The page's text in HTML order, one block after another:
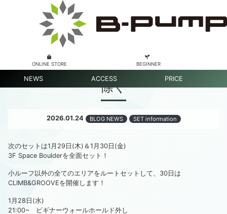
ONLINE STORE BEGINNER
NEWS ACCESS PRICE
次週セット情報-3F全面※小ルーフは
除く
2026.01.24 BLOG NEWS SET information
次のセットは1月29日(木)＆1月30日(金)
3F Space Boulderを全面セット！
小ルーフ以外の全てのエリアをルートセットして、30日は
CLIMB&GROOVEを開催します！
1月28日(水)
21:00~ ビギナーウォールホールド外し